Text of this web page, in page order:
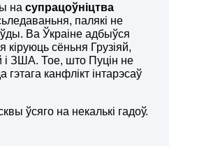
насупрацоўніцтва
палякі не
Ва Ўкраіне адбыўся
кіруюць сёньня Грузіяй,
і ЗША. Тое, што Пуцін не
канфлікт інтарэсаў
ўсяго на некалькі гадоў.